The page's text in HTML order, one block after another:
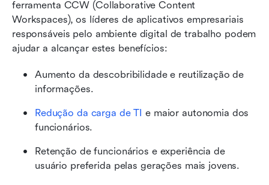
ferramenta CCW (Collaborative Content
Workspaces), os líderes de aplicativos empresariais
responsáveis pelo ambiente digital de trabalho podem
ajudar a alcançar estes benefícios:
Aumento da descobribilidade e reutilização de
informações.
Redução da carga de TI e maior autonomia dos
funcionários.
Retenção de funcionários e experiência de
usuário preferida pelas gerações mais jovens.